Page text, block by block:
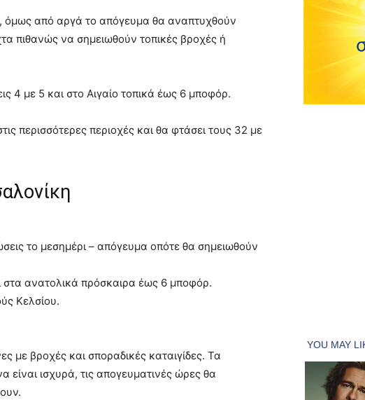
όμως από αργά το απόγευμα θα αναπτυχθούν
πιθανώς να σημειωθούν τοπικές βροχές ή
4 με 5 και στο Αιγαίο τοπικά έως 6 μποφόρ.
περισσότερες περιοχές και θα φτάσει τους 32 με
το μεσημέρι – απόγευμα οπότε θα σημειωθούν
στα ανατολικά πρόσκαιρα έως 6 μποφόρ.
Κελσίου.
με βροχές και σποραδικές καταιγίδες. Τα
ισχυρά, τις απογευματινές ώρες θα